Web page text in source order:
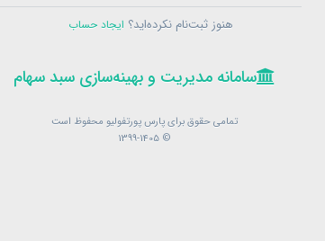
هنوز ثبت‌نام نکرده‌اید؟ ایجاد حساب
سامانه مدیریت و بهینه‌سازی سبد سهام
تمامی حقوق برای پارس پورتفولیو محفوظ است
© 1399-1405
در حال حاضر عضو هستید؟فرم ورود
سامانه مدیریت و بهینه‌سازی سبد سهام
تمامی حقوق برای پارس پورتفولیو محفوظ است
© 1399-1405
تمامی حقوق برای پارس پورتفولیو محفوظ است